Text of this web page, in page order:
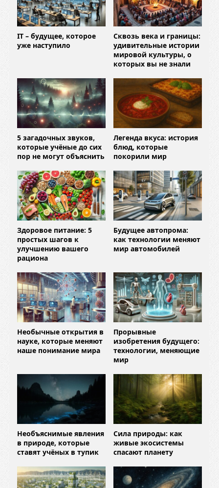
IT – будущее, которое
уже наступило
Сквозь века и границы:
удивительные истории
мировой культуры, о
которых вы не знали
5 загадочных звуков,
которые учёные до сих
пор не могут объяснить
Легенда вкуса: история
блюд, которые
покорили мир
Здоровое питание: 5
простых шагов к
улучшению вашего
рациона
Будущее автопрома:
как технологии меняют
мир автомобилей
Необычные открытия в
науке, которые меняют
наше понимание мира
Прорывные
изобретения будущего:
технологии, меняющие
мир
Необъяснимые явления
в природе, которые
ставят учёных в тупик
Сила природы: как
живые экосистемы
спасают планету